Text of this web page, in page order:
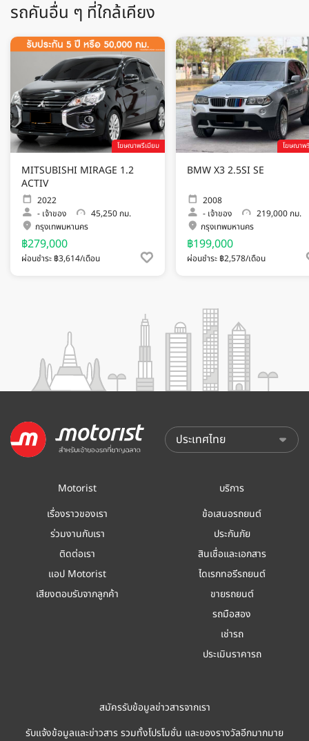
รถคันอื่น ๆ ที่ใกล้เคียง
โฆษณาพรีเมียม
MITSUBISHI MIRAGE 1.2
ACTIV
2022
- เจ้าของ
45,250 กม.
กรุงเทพมหานคร
฿279,000
ผ่อนชำระ ฿3,614/เดือน
โฆษณาพ
BMW X3 2.5SI SE
2008
- เจ้าของ
219,000 กม.
กรุงเทพมหานคร
฿199,000
ผ่อนชำระ ฿2,578/เดือน
Motorist
เรื่องราวของเรา
ร่วมงานกับเรา
ติดต่อเรา
แอป Motorist
เสียงตอบรับจากลูกค้า
บริการ
ข้อเสนอรถยนต์
ประกันภัย
สินเชื่อและเอกสาร
ไดเรกทอรีรถยนต์
ขายรถยนต์
รถมือสอง
เช่ารถ
ประเมินราคารถ
สมัครรับข้อมูลข่าวสารจากเรา
รับแจ้งข้อมูลและข่าวสาร รวมทั้งโปรโมชั่น และของรางวัลอีกมากมาย